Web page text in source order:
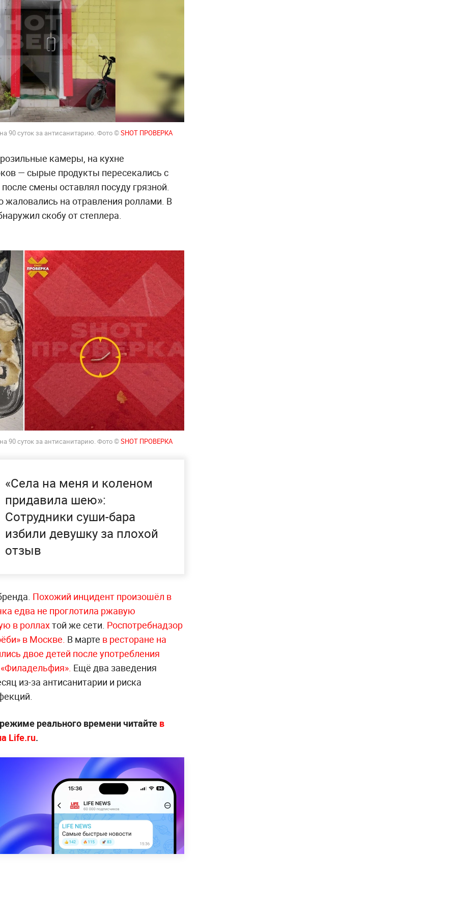
90 суток за антисанитарию. Фото ©SHOT ПРОВЕРКА
камеры, на кухне
— сырые продукты пересекались с
смены оставлял посуду грязной.
на отравления роллами. В
скобу от степлера.
90 суток за антисанитарию. Фото ©SHOT ПРОВЕРКА
«Села на меня и коленом
придавила шею»:
Сотрудники суши-бара
избили девушку за плохой
отзыв
Похожий инцидент произошёл в
едва не проглотила ржавую
в роллахтой же сети. Роспотребнадзор
в Москве. В марте в ресторане на
двое детей после употребления
Филадельфия». Ещё два заведения
из-за антисанитарии и риска
реального времени читайте в
Life.ru.